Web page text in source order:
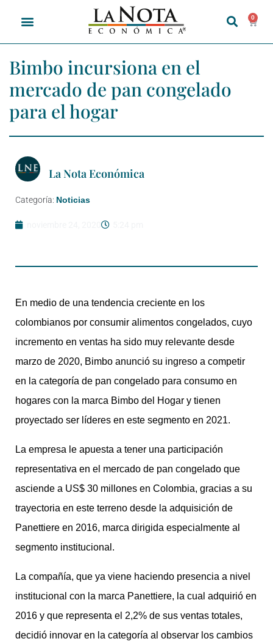
0
Bimbo incursiona en el
mercado de pan congelado
para el hogar
La Nota Económica
Categoría: Noticias
En medio de una tendencia creciente en los
colombianos por consumir alimentos congelados, cuyo
incremento en ventas ha sido muy relevante desde
marzo de 2020, Bimbo anunció su ingreso a competir
en la categoría de pan congelado para consumo en
hogares con la marca Bimbo del Hogar y tienen
proyectado ser líderes en este segmento en 2021.
La empresa le apuesta a tener una participación
representativa en el mercado de pan congelado que
asciende a US$ 30 millones en Colombia, gracias a su
trayectoria en este terreno desde la adquisición de
Panettiere en 2016, marca dirigida especialmente al
segmento institucional.
La compañía, que ya viene haciendo presencia a nivel
institucional con la marca Panettiere, la cual adquirió en
2016 y que representa el 2,2% de sus ventas totales,
decidió innovar en la categoría al observar los cambios